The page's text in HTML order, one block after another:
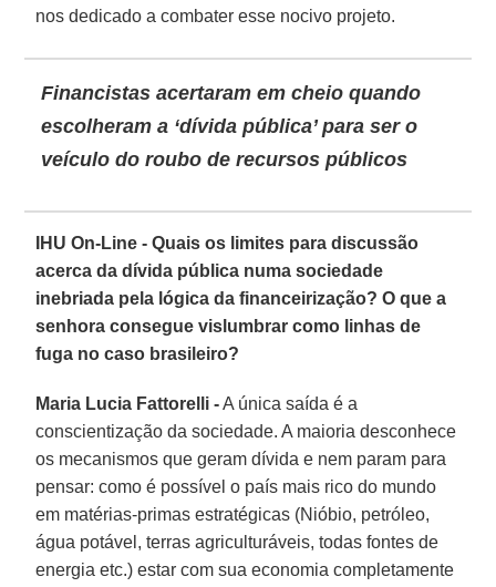
nos dedicado a combater esse nocivo projeto.
Financistas acertaram em cheio quando
escolheram a ‘dívida pública’ para ser o
veículo do roubo de recursos públicos
IHU On-Line - Quais os limites para discussão
acerca da dívida pública numa sociedade
inebriada pela lógica da financeirização? O que a
senhora consegue vislumbrar como linhas de
fuga no caso brasileiro?
Maria Lucia Fattorelli -A única saída é a
conscientização da sociedade. A maioria desconhece
os mecanismos que geram dívida e nem param para
pensar: como é possível o país mais rico do mundo
em matérias-primas estratégicas (Nióbio, petróleo,
água potável, terras agriculturáveis, todas fontes de
energia etc.) estar com sua economia completamente